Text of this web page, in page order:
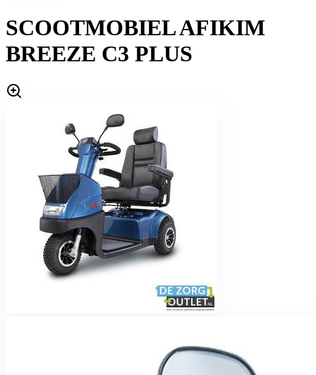
SCOOTMOBIEL AFIKIM
BREEZE C3 PLUS